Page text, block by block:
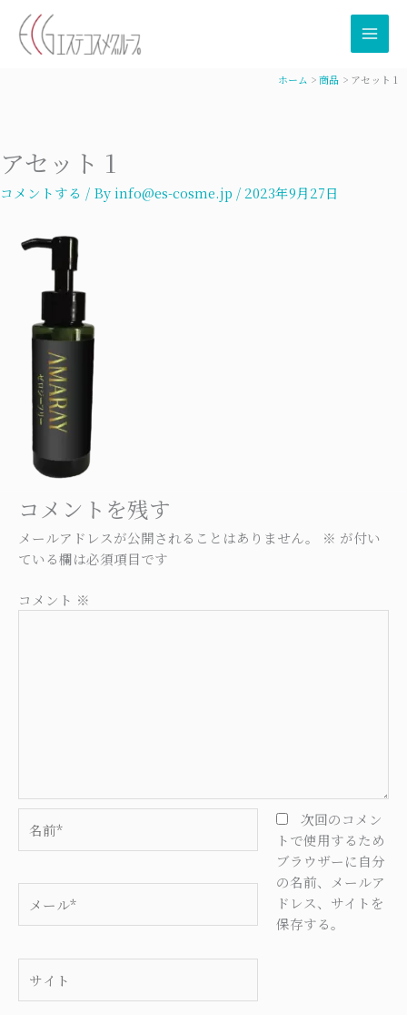
ホーム 商品 アセット 1
アセット 1
コメントする / Byinfo@es-cosme.jp / 2023年9月27日
コメントを残す
メールアドレスが公開されることはありません。 ※ が付い
ている欄は必須項目です
コメント ※
前
ー
*
次回のコメン
トで使用するため
ブラウザーに自分
の名前、メールア
ドレス、サイトを
保存する。